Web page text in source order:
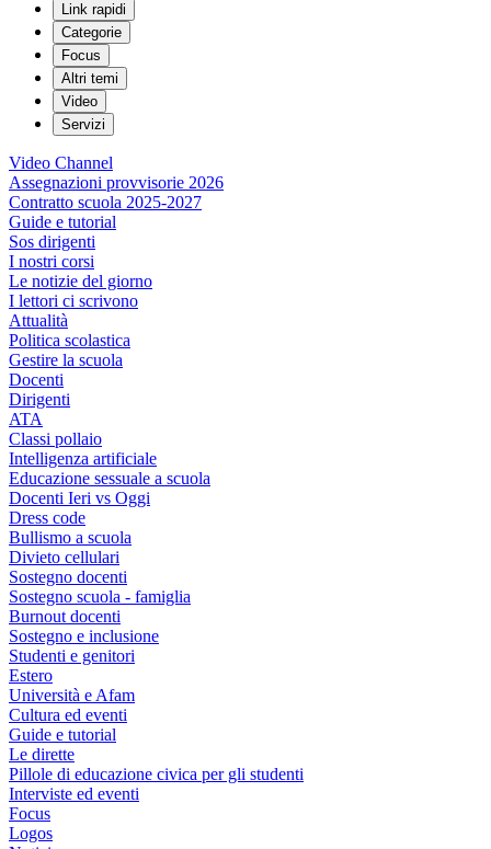
Link rapidi
Categorie
Focus
Altri temi
Video
Servizi
Video Channel
Assegnazioni provvisorie 2026
Contratto scuola 2025-2027
Guide e tutorial
Sos dirigenti
I nostri corsi
Le notizie del giorno
I lettori ci scrivono
Attualità
Politica scolastica
Gestire la scuola
Docenti
Dirigenti
ATA
Classi pollaio
Intelligenza artificiale
Educazione sessuale a scuola
Docenti Ieri vs Oggi
Dress code
Bullismo a scuola
Divieto cellulari
Sostegno docenti
Sostegno scuola - famiglia
Burnout docenti
Sostegno e inclusione
Studenti e genitori
Estero
Università e Afam
Cultura ed eventi
Guide e tutorial
Le dirette
Pillole di educazione civica per gli studenti
Interviste ed eventi
Focus
Logos